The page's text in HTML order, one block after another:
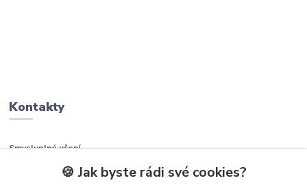
Kontakty
Smysluplné učení
+420 737 937 936🍪 Jak byste rádi své cookies?